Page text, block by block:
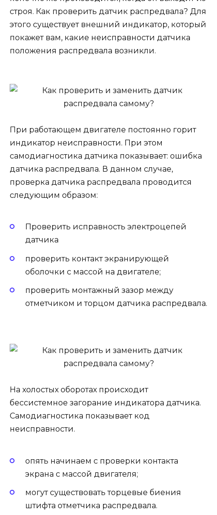
строя. Как проверить датчик распредвала? Для
этого существует внешний индикатор, который
покажет вам, какие неисправности датчика
положения распредвала возникли.
При работающем двигателе постоянно горит
индикатор неисправности. При этом
самодиагностика датчика показывает: ошибка
датчика распредвала. В данном случае,
проверка датчика распредвала проводится
следующим образом:
Проверить исправность электроцепей
датчика
проверить контакт экранирующей
оболочки с массой на двигателе;
проверить монтажный зазор между
отметчиком и торцом датчика распредвала.
На холостых оборотах происходит
бессистемное загорание индикатора датчика.
Самодиагностика показывает код
неисправности.
опять начинаем с проверки контакта
экрана с массой двигателя;
могут существовать торцевые биения
штифта отметчика распредвала.